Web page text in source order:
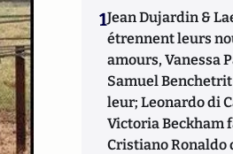
1Jean Dujardin &
étrennent leurs
amours, Vanessa
Samuel
leur; Leonardo di
Victoria Beckham
Cristiano Ronaldo